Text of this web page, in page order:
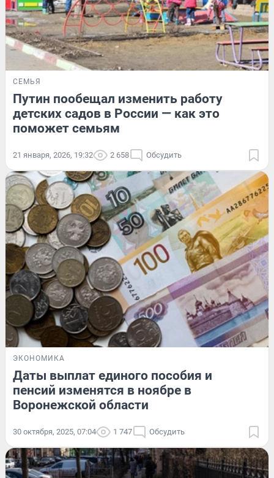
СЕМЬЯ
Путин пообещал изменить работу
детских садов в России — как это
поможет семьям
21 января, 2026, 19:32 2 658 Обсудить
ЭКОНОМИКА
Даты выплат единого пособия и
пенсий изменятся в ноябре в
Воронежской области
30 октября, 2025, 07:04 1 747 Обсудить